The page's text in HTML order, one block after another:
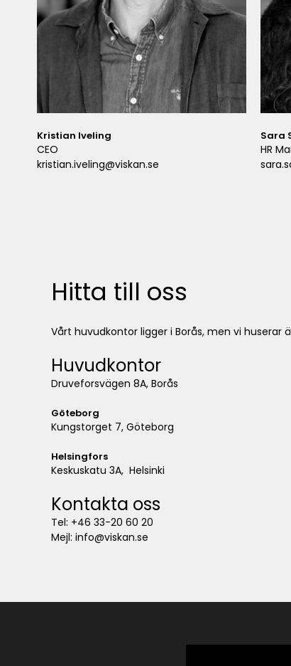
Kristian Iveling
CEO
kristian.iveling@viskan.se
Sara
HR
Hitta till oss
Vårt huvudkontor ligger i Borås, men vi huserar
Huvudkontor
Druveforsvägen 8A, Borås
Göteborg
Kungstorget 7, Göteborg
Helsingfors
Keskuskatu 3A, Helsinki
Kontakta oss
Tel: +46 33-20 60 20
Mejl: info@viskan.se